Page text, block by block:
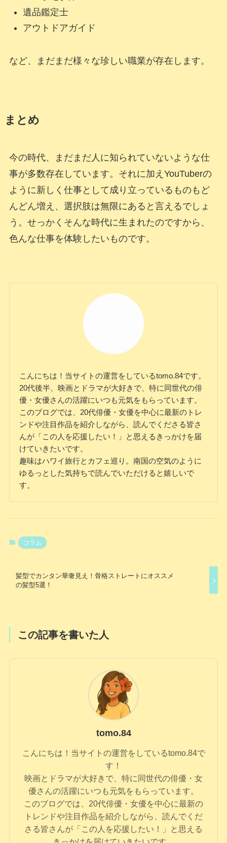
遺品鑑定士
アウトドアガイド
など、まだまだ様々な珍しい職業が存在します。
まとめ
今の時代、まだまだ人に知られていないような仕
事が多数存在しています。それに加えYouTuberの
ように新しく仕事として成り立っているものもど
んどん増え、選択肢は無限にあると言えるでしょ
う。せっかくそんな時代に生まれたのですから、
色んな仕事を体験したいものです。
こんにちは！当サイトの運営をしているtomo.84です。
20代後半、映画とドラマが大好きで、特に同世代の俳
優・女優さんの活躍にいつも元気をもらっています。
このブログでは、20代俳優・女優を中心に最新のトレ
ンドや注目作品を紹介しながら、読んでくださる皆さ
んが「この人を応援したい！」と思えるきっかけを届
けていきたいです。
趣味はハワイ旅行とカフェ巡り。南国の空気のように
ゆるっとした気持ちで読んでいただけると嬉しいで
す。
コラム
髪型でカンタン華奢見え！骨格ストレートにオススメ
の髪型5選！
この記事を書いた人
tomo.84
こんにちは！当サイトの運営をしているtomo.84で
す！
映画とドラマが大好きで、特に同世代の俳優・女
優さんの活躍にいつも元気をもらっています。
このブログでは、20代俳優・女優を中心に最新の
トレンドや注目作品を紹介しながら、読んでくだ
さる皆さんが「この人を応援したい！」と思える